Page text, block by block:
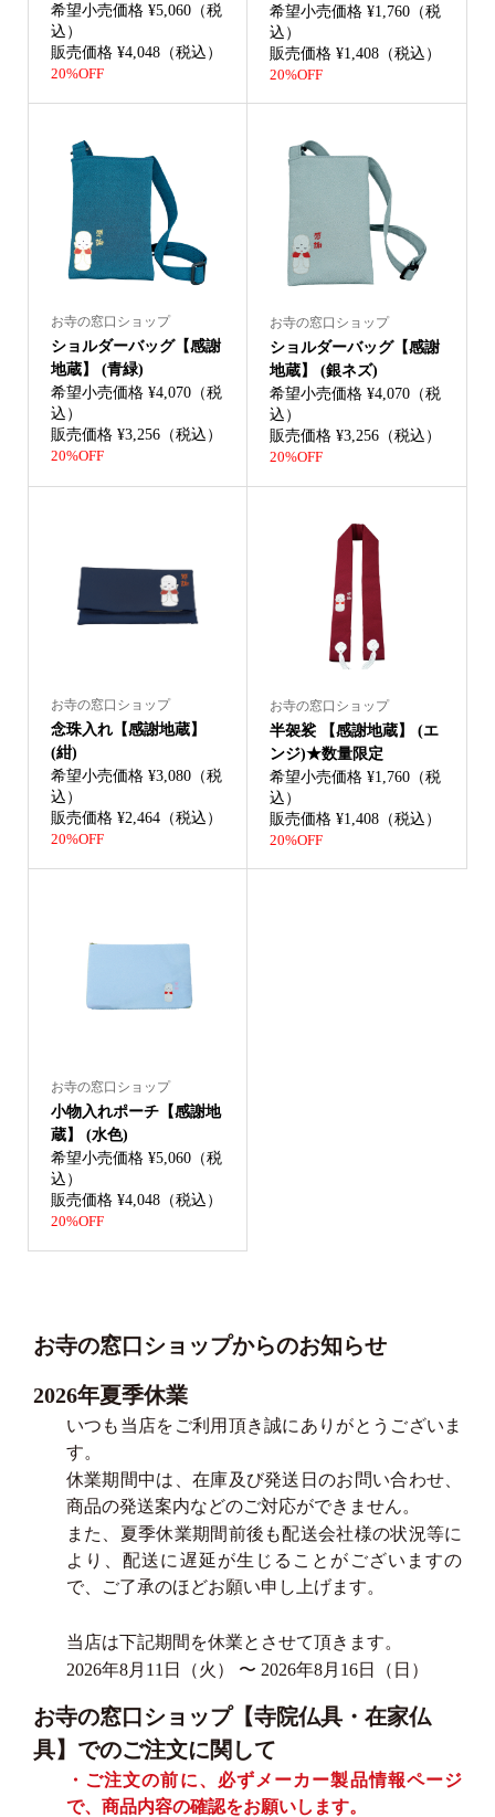
希望小売価格 ¥5,060（税
込）
販売価格 ¥4,048（税込）
20%OFF
希望小売価格 ¥1,760（税
込）
販売価格 ¥1,408（税込）
20%OFF
お寺の窓口ショップ
ショルダーバッグ【感謝
地蔵】 (青緑)
希望小売価格 ¥4,070（税
込）
販売価格 ¥3,256（税込）
20%OFF
お寺の窓口ショップ
ショルダーバッグ【感謝
地蔵】 (銀ネズ)
希望小売価格 ¥4,070（税
込）
販売価格 ¥3,256（税込）
20%OFF
お寺の窓口ショップ
念珠入れ【感謝地蔵】
(紺)
希望小売価格 ¥3,080（税
込）
販売価格 ¥2,464（税込）
20%OFF
お寺の窓口ショップ
半袈裟 【感謝地蔵】 (エ
ンジ)★数量限定
希望小売価格 ¥1,760（税
込）
販売価格 ¥1,408（税込）
20%OFF
お寺の窓口ショップ
小物入れポーチ【感謝地
蔵】 (水色)
希望小売価格 ¥5,060（税
込）
販売価格 ¥4,048（税込）
20%OFF
お寺の窓口ショップからのお知らせ
2026年夏季休業
いつも当店をご利用頂き誠にありがとうございま
す。
休業期間中は、在庫及び発送日のお問い合わせ、
商品の発送案内などのご対応ができません。
また、夏季休業期間前後も配送会社様の状況等に
より、配送に遅延が生じることがございますの
で、ご了承のほどお願い申し上げます。
当店は下記期間を休業とさせて頂きます。
2026年8月11日（火） 〜 2026年8月16日（日）
お寺の窓口ショップ【寺院仏具・在家仏
具】でのご注文に関して
・ご注文の前に、必ずメーカー製品情報ページ
で、商品内容の確認をお願いします。